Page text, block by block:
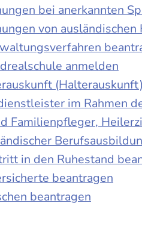
bei anerkannten
von ausländischen
anmelden
im Rahmen
Familienpfleger,
in den Ruhestand
beantragen
beantragen